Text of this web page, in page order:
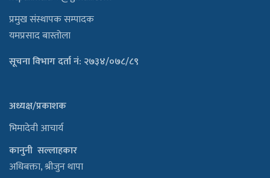
प्रमुख संस्थापक सम्पादक
यमप्रसाद बास्तोला
सूचना विभाग दर्ता नं: २७३४/०७८/८९
अध्यक्ष/प्रकाशक
भिमादेवी आचार्य
कानुनी सल्लाहकार
अधिबक्ता, श्रीजुन थापा